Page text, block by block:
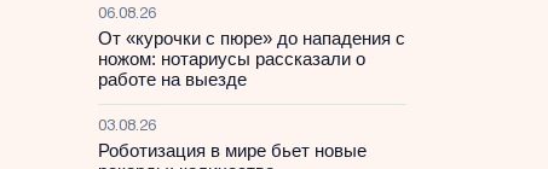
06.08.26
От «курочки с пюре» до нападения с
ножом: нотариусы рассказали о
работе на выезде
03.08.26
Роботизация в мире бьет новые